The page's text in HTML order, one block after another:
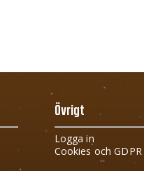
Övrigt
Logga in
Cookies och GDPR